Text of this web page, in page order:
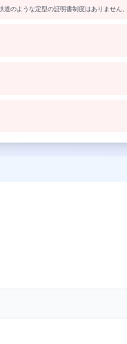
のような定型の証明書制度はありません。